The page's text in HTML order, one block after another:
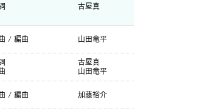
古屋真
/ 編曲 山田竜平
古屋真
山田竜平
/ 編曲 加藤裕介